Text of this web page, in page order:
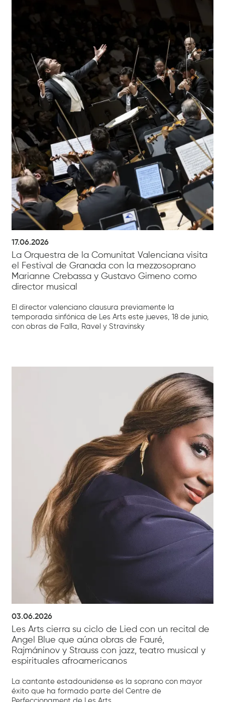
17.06.2026
La Orquestra de la Comunitat Valenciana visita
el Festival de Granada con la mezzosoprano
Marianne Crebassa y Gustavo Gimeno como
director musical
El director valenciano clausura previamente la
temporada sinfónica de Les Arts este jueves, 18 de junio,
con obras de Falla, Ravel y Stravinsky
03.06.2026
Les Arts cierra su ciclo de Lied con un recital de
Angel Blue que aúna obras de Fauré,
Rajmáninov y Strauss con jazz, teatro musical y
espirituales afroamericanos
La cantante estadounidense es la soprano con mayor
éxito que ha formado parte del Centre de